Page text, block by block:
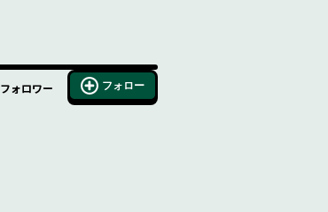
フォロワー フォロー